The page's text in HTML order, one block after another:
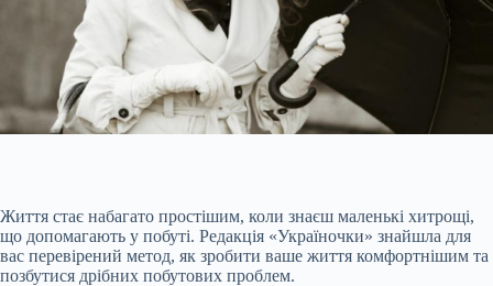
Життя стає набагато простішим, коли знаєш маленькі хитрощі,
що допомагають у побуті. Редакція «Україночки» знайшла для
вас перевірений метод, як зробити ваше життя комфортнішим та
позбутися дрібних побутових проблем.